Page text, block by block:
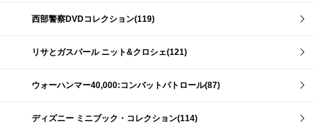
西部警察DVDコレクション(119)
リサとガスパール ニット&クロシェ(121)
ウォーハンマー40,000:コンバットパトロール(87)
ディズニー ミニブック・コレクション(114)